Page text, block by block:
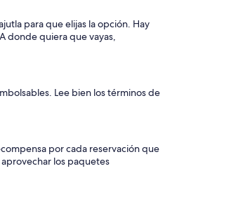
para que elijas la opción. Hay
donde quiera que vayas,
Lee bien los términos de
por cada reservación que
los paquetes